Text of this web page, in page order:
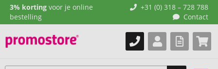
3% korting voor je online
bestelling
+31 (0) 318 – 728 788
Contact